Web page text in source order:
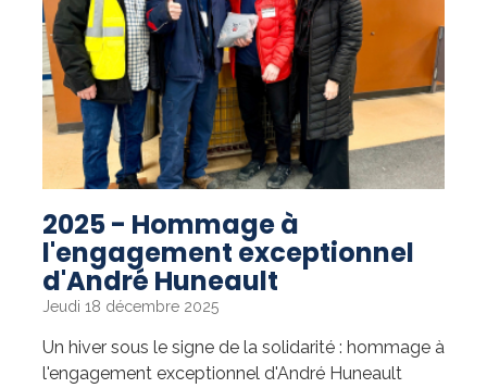
000
$
AU
TAMARACK
RECOVERY
CENTRE
»
2025 - Hommage à
l'engagement exceptionnel
d'André Huneault
Jeudi 18 décembre 2025
Un hiver sous le signe de la solidarité : hommage à
l'engagement exceptionnel d'André Huneault